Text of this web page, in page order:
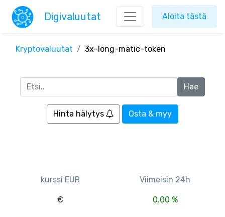
Digivaluutat Aloita tästä
Kryptovaluutat 3x-long-matic-token
Hinta hälytys Osta & myy
kurssi EUR
€
Viimeisin 24h
0.00 %